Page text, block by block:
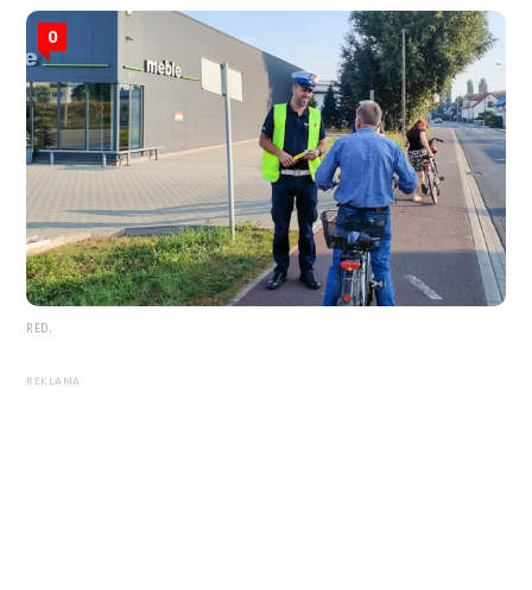
0
RED.
REKLAMA